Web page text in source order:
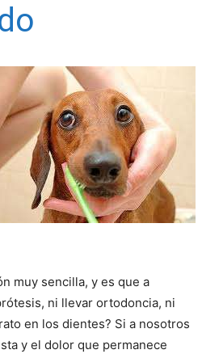
–
muy sencilla, y es que a
ni llevar ortodoncia, ni
en los dientes? Si a nosotros
y el dolor que permanece